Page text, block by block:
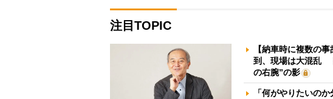
注目TOPIC
【納車時に複数の
到、現場は大混乱
の右腕”の影
「何がやりたいの